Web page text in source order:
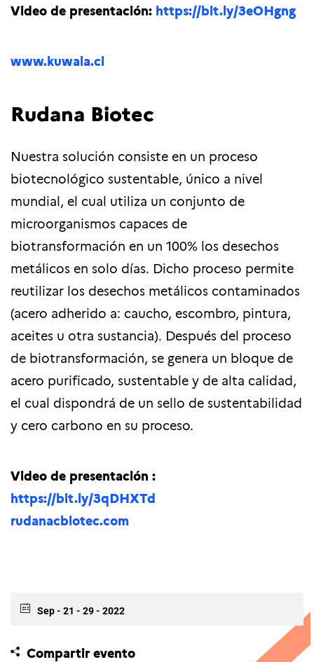
Video de presentación: https://bit.ly/3eOHgng
www.kuwala.cl
Rudana Biotec
Nuestra solución consiste en un proceso
biotecnológico sustentable, único a nivel
mundial, el cual utiliza un conjunto de
microorganismos capaces de
biotransformación en un 100% los desechos
metálicos en solo días. Dicho proceso permite
reutilizar los desechos metálicos contaminados
(acero adherido a: caucho, escombro, pintura,
aceites u otra sustancia). Después del proceso
de biotransformación, se genera un bloque de
acero purificado, sustentable y de alta calidad,
el cual dispondrá de un sello de sustentabilidad
y cero carbono en su proceso.
Video de presentación :
https://bit.ly/3qDHXTd
rudanacbiotec.com
Sep - 21 - 29 - 2022
Compartir evento